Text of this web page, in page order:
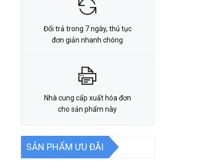
Đổi trả trong 7 ngày, thủ tục
đơn giản nhanh chóng
Nhà cung cấp xuất hóa đơn
cho sản phẩm này
SẢN PHẨM ƯU ĐÃI